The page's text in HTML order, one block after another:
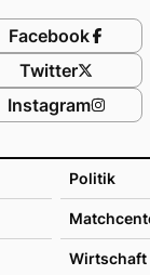
Politik
Wirtschaft
Facebook
Twitter
Instagram